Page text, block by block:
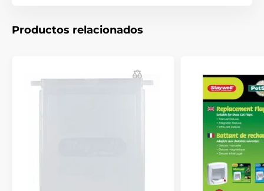
El producto aparece en las categorías
Productos relacionados